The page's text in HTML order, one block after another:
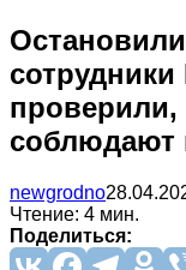
проверили,
соблюдают
newgrodno
Чтение: 4 мин.
Поделиться: